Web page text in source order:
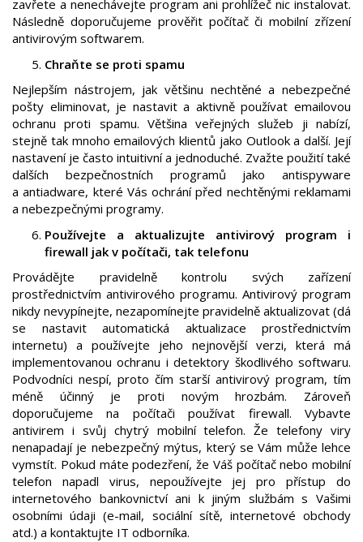
zavřete a nenechávejte program ani prohlížeč nic instalovat.
Následně doporučujeme prověřit počítač či mobilní zřízení
antivirovým softwarem.
Chraňte se proti spamu
Nejlepším nástrojem, jak většinu nechtěné a nebezpečné
pošty eliminovat, je nastavit a aktivně používat emailovou
ochranu proti spamu. Většina veřejných služeb ji nabízí,
stejně tak mnoho emailových klientů jako Outlook a další. Její
nastavení je často intuitivní a jednoduché. Zvažte použití také
dalších bezpečnostních programů jako antispyware
a antiadware, které Vás ochrání před nechtěnými reklamami
a nebezpečnými programy.
Používejte a aktualizujte antivirový program i
firewall jak v počítači, tak telefonu
Provádějte pravidelně kontrolu svých zařízení
prostřednictvím antivirového programu. Antivirový program
nikdy nevypínejte, nezapomínejte pravidelně aktualizovat (dá
se nastavit automatická aktualizace prostřednictvím
internetu) a používejte jeho nejnovější verzi, která má
implementovanou ochranu i detektory škodlivého softwaru.
Podvodníci nespí, proto čím starší antivirový program, tím
méně účinný je proti novým hrozbám. Zároveň
doporučujeme na počítači používat firewall. Vybavte
antivirem i svůj chytrý mobilní telefon. Že telefony viry
nenapadají je nebezpečný mýtus, který se Vám může lehce
vymstít. Pokud máte podezření, že Váš počítač nebo mobilní
telefon napadl virus, nepoužívejte jej pro přístup do
internetového bankovnictví ani k jiným službám s Vašimi
osobními údaji (e-mail, sociální sítě, internetové obchody
atd.) a kontaktujte IT odborníka.